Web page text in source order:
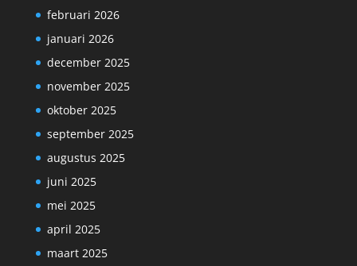
februari 2026
januari 2026
december 2025
november 2025
oktober 2025
september 2025
augustus 2025
juni 2025
mei 2025
april 2025
maart 2025